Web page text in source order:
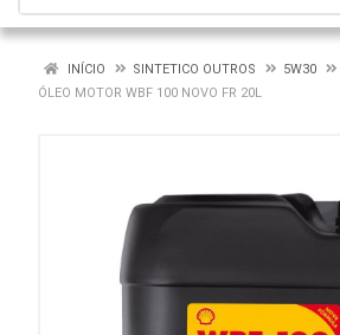
INÍCIO SINTETICO OUTROS
5W30
ÓLEO MOTOR WBF 100 NOVO FR 20L